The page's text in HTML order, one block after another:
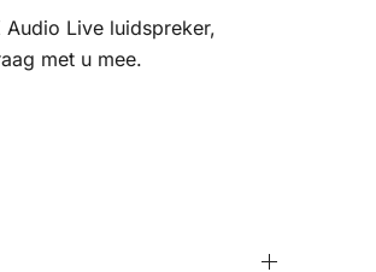
Live luidspreker,
met u mee.